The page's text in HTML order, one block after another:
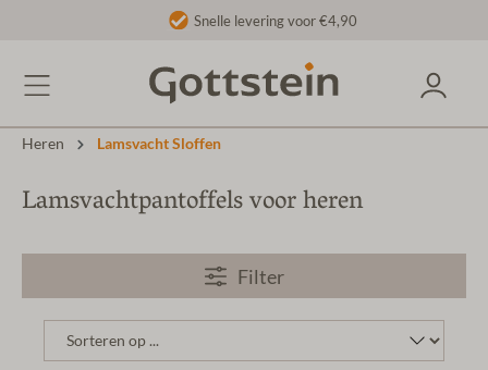
Snelle levering voor €4,90
Heren Lamsvacht Sloffen
Lamsvachtpantoffels voor heren
Filter